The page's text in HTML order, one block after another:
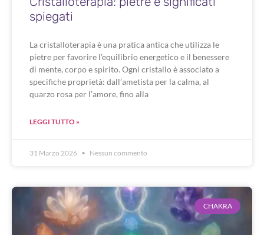
spiegati
La cristalloterapia è una pratica antica che utilizza le
pietre per favorire l’equilibrio energetico e il benessere
di mente, corpo e spirito. Ogni cristallo è associato a
specifiche proprietà: dall’ametista per la calma, al
quarzo rosa per l’amore, fino alla
LEGGI TUTTO »
31 Marzo 2026 Nessun commento
CHAKRA